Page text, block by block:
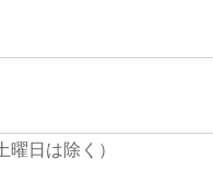
日は除く）